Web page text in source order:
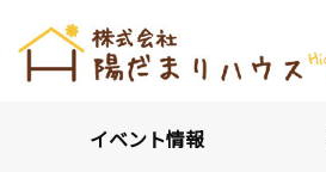
イベント情報